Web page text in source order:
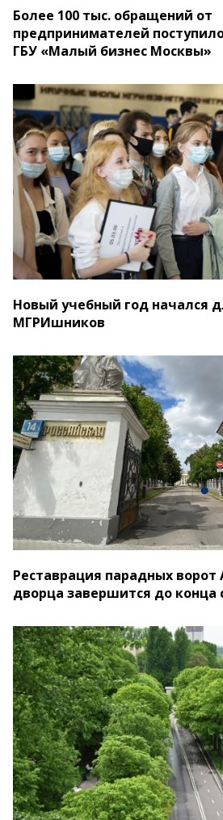
Более 100 тыс. обращений от
предпринимателей
ГБУ «Малый бизнес Москвы»
Новый учебный год начался
МГРИшников
Реставрация парадных ворот
дворца завершится до конца